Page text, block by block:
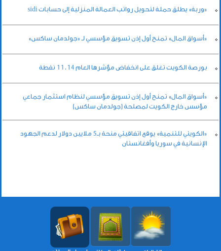
«وربة» يطلق حملة لتحويل رواتب العمالة المنزلية إلى حسابات sidi
«أسواق المال» تمنح أول إذن تسويق مؤسسي لـ «جولدمان ساكس»
بورصة الكويت تغلق على انخفاض مؤشرها العام 11.14 نقطة
«أسواق المال» تمنح أول إذن تسويق مؤسسي لنظام استثمار جماعي
مؤسس خارج الكويت لمصلحة (جولدمان ساكس)
«الكويتي للتنمية» يوقع اتفاقيتي منحة بـ5 ملايين دولار لدعم الجهود
الإنسانية في سوريا وأفغانستان